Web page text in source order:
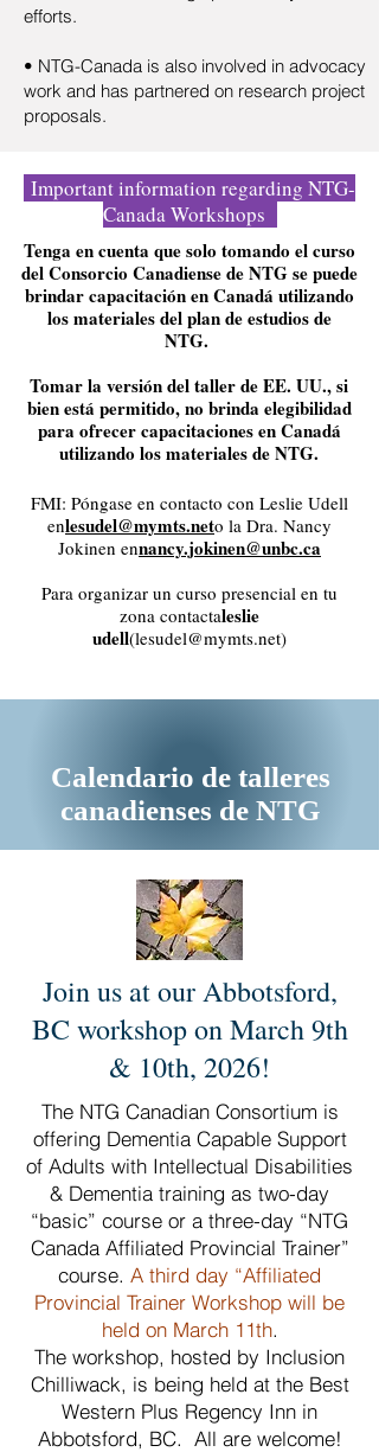
efforts.
• NTG-Canada is also involved in advocacy
work and has partnered on research project
proposals.
Important information regarding NTG-
Canada Workshops
Tenga en cuenta que solo tomando el curso
del Consorcio Canadiense de NTG se puede
brindar capacitación en Canadá utilizando
los materiales del plan de estudios de
NTG.
Tomar la versión del taller de EE. UU., si
bien está permitido, no brinda elegibilidad
para ofrecer capacitaciones en Canadá
utilizando los materiales de NTG.
FMI: Póngase en contacto con Leslie Udell
enlesudel@mymts.neto la Dra. Nancy
Jokinen ennancy.jokinen@unbc.ca
Para organizar un curso presencial en tu
zona contactaleslie
udell(lesudel@mymts.net)
Calendario de talleres
canadienses de NTG
Join us at our Abbotsford,
BC workshop on March 9th
& 10th, 2026!
The NTG Canadian Consortium is
offering Dementia Capable Support
of Adults with Intellectual Disabilities
& Dementia training as two-day
“basic” course or a three-day “NTG
Canada Affiliated Provincial Trainer”
course. A third day “Affiliated
Provincial Trainer Workshop will be
held on March 11th.
The workshop, hosted by Inclusion
Chilliwack, is being held at the Best
Western Plus Regency Inn in
Abbotsford, BC. All are welcome!